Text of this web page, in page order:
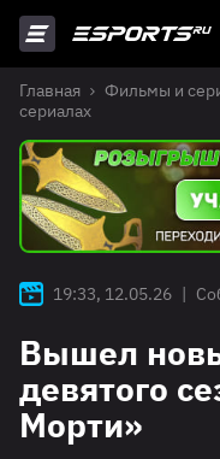
Главная Фильмы и
сериалах
19:33, 12.05.26 |
Вышел
девятого
Морти»